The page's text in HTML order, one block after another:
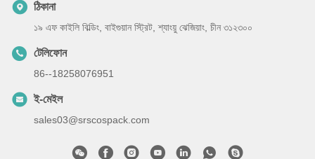
ঠিকানা
১৯ এফ কাইলি বিল্ডিং, বাইগুয়ান স্ট্রিট, শ্যাংয়ু ঝেজিয়াং, চীন ৩১২৩০০
টেলিফোন
86--18258076951
ই-মেইল
sales03@srscospack.com